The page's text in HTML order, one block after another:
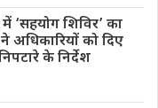
में ‘सहयोग शिविर’ का
अधिकारियों को दिए
के निर्देश